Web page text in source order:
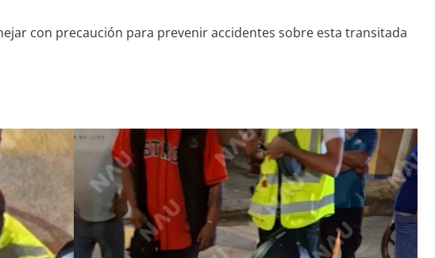
con precaución para prevenir accidentes sobre esta transitada